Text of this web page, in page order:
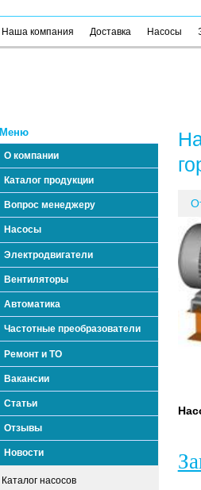
Наша компания Доставка Насосы
Меню
О компании
Каталог продукции
Вопрос менеджеру
Насосы
Электродвигатели
Вентиляторы
Автоматика
Частотные преобразователи
Ремонт и ТО
Вакансии
Статьи
Отзывы
Новости
Каталог насосов